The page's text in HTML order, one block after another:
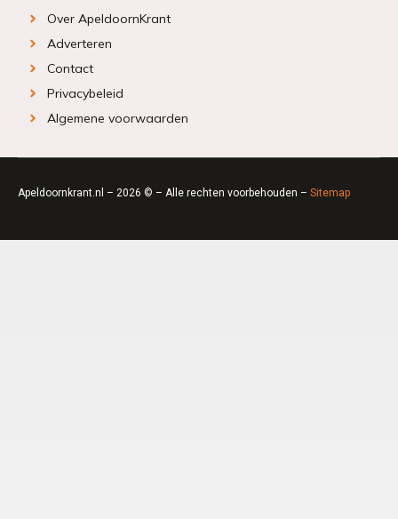
Over ApeldoornKrant
Adverteren
Contact
Privacybeleid
Algemene voorwaarden
Apeldoornkrant.nl – 2026 © – Alle rechten voorbehouden – Sitemap